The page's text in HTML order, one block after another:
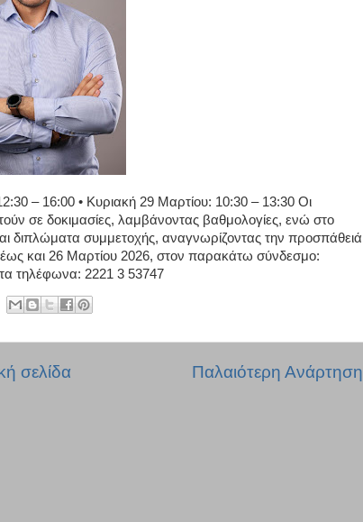
– 16:00 • Κυριακή 29 Μαρτίου: 10:30 – 13:30 Οι
σε δοκιμασίες, λαμβάνοντας βαθμολογίες, ενώ στο
διπλώματα συμμετοχής, αναγνωρίζοντας την προσπάθειά
έως και 26 Μαρτίου 2026, στον παρακάτω σύνδεσμο:
τηλέφωνα: 2221 3 53747
Παλαιότερη Ανάρτηση
σελίδα